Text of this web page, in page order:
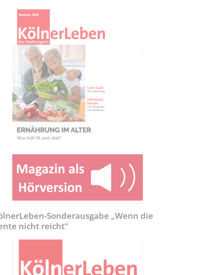
Sonderausgabe „Wenn die
nicht reicht“